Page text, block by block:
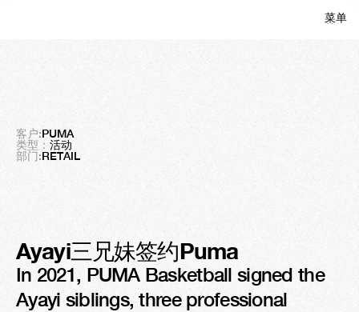
菜单
彪马
让篮球重新回归人文价值
客户:PUMA
类型： 活动
部门:RETAIL
Ayayi三兄妹签约Puma
In 2021, PUMA Basketball signed the
Ayayi siblings, three professional